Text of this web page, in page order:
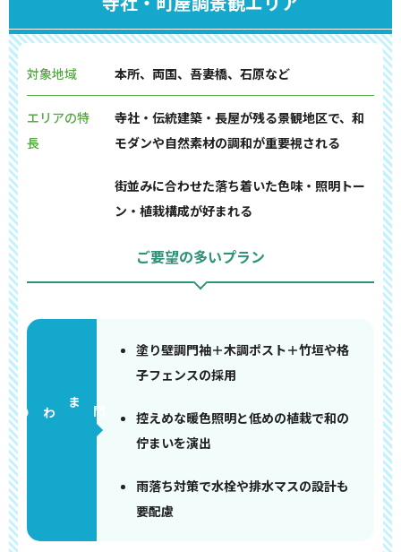
対象地域 本所、両国、吾妻橋、石原など
エリアの特
長
寺社・伝統建築・長屋が残る景観地区で、和
モダンや自然素材の調和が重要視される
街並みに合わせた落ち着いた色味・照明トー
ン・植栽構成が好まれる
ご要望の多いプラン
門まわり
塗り壁調門袖＋木調ポスト＋竹垣や格
子フェンスの採用
控えめな暖色照明と低めの植栽で和の
佇まいを演出
雨落ち対策で水栓や排水マスの設計も
要配慮